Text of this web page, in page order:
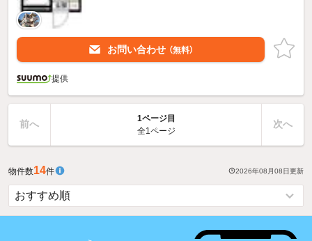
お問い合わせ （無料）
提供
前へ
1ページ目
全1ページ
次へ
物件数14件 2026年08月08日更新